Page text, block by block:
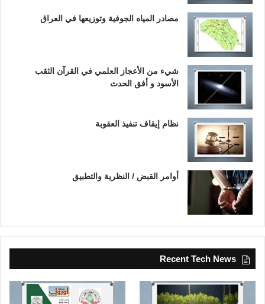
مصادر المياه الجوفية وتوزيعها في العراق
شيء من الأعجاز العلمي في القرآن الثقب
الأسود و أفق الحدث
نظام إيقاف تنفيذ العقوبة
أوامر القبض / النظرية والتطبيق
Recent Tech News